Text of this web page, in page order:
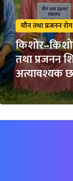
यौन तथा प्रजनन रोग
तथा प्रजनन
अत्यावश्यक